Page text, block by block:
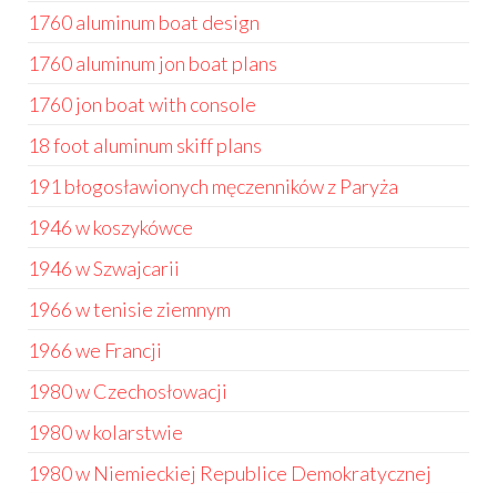
1760 aluminum boat design
1760 aluminum jon boat plans
1760 jon boat with console
18 foot aluminum skiff plans
191 błogosławionych męczenników z Paryża
1946 w koszykówce
1946 w Szwajcarii
1966 w tenisie ziemnym
1966 we Francji
1980 w Czechosłowacji
1980 w kolarstwie
1980 w Niemieckiej Republice Demokratycznej